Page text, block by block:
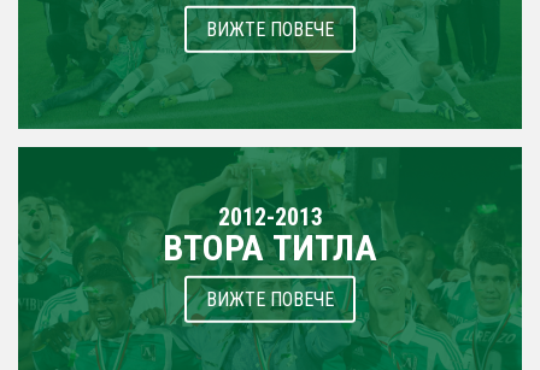
ВИЖТЕ ПОВЕЧЕ
2012-2013
ВТОРА ТИТЛА
ВИЖТЕ ПОВЕЧЕ